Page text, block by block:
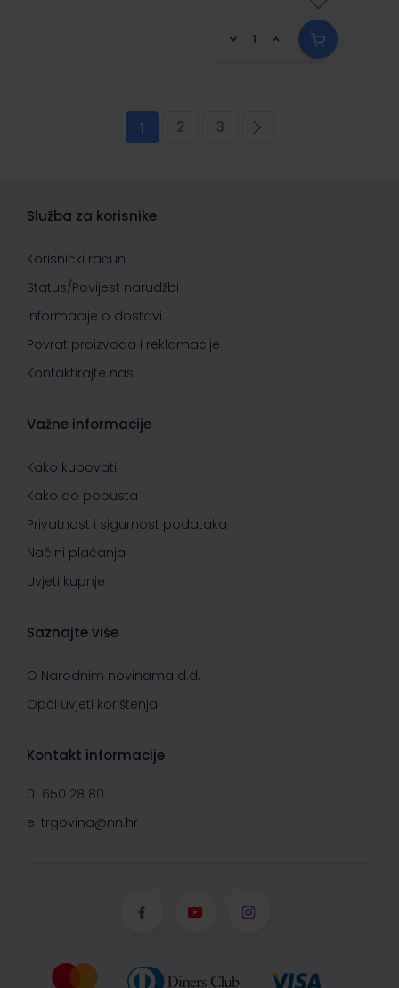
Stranica
Trenutno pregledavate stranicu
1 Stranica
2 Stranica
3
Služba za korisnike
Korisnički račun
Status/Povijest narudžbi
Informacije o dostavi
Povrat proizvoda i reklamacije
Kontaktirajte nas
Važne informacije
Kako kupovati
Kako do popusta
Privatnost i sigurnost podataka
Načini plaćanja
Uvjeti kupnje
Saznajte više
O Narodnim novinama d.d.
Opći uvjeti korištenja
Kontakt informacije
01 650 28 80
e-trgovina@nn.hr